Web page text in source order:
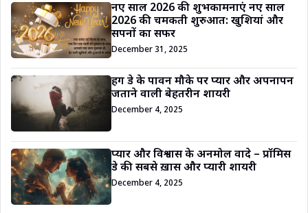
नए साल 2026 की शुभकामनाएं नए साल
2026 की चमकती शुरुआत: खुशियां और
सपनों का सफर
December 31, 2025
हग डे के पावन मौके पर प्यार और अपनापन
जताने वाली बेहतरीन शायरी
December 4, 2025
प्यार और विश्वास के अनमोल वादे – प्रॉमिस
डे की सबसे ख़ास और प्यारी शायरी
December 4, 2025